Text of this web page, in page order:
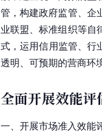
管，构建政府监管、企
业联盟、标准组织等自
式，运用信用监管、行
透明、可预期的营商环
全面开展效能
一、开展市场准入效能